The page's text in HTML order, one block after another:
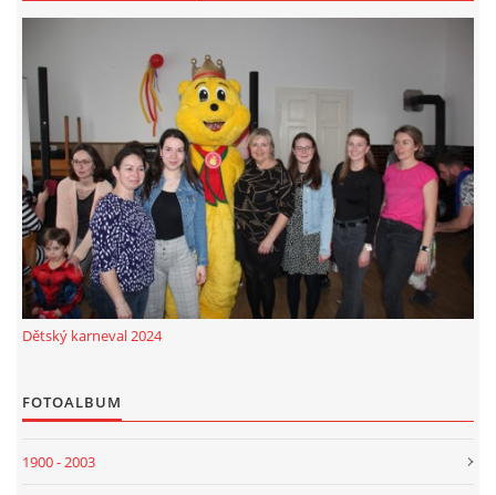
Dětský karneval 2024
FOTOALBUM
1900 - 2003